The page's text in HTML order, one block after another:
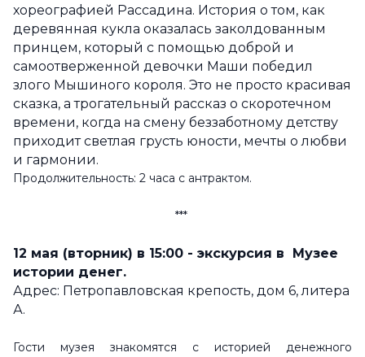
хореографией Рассадина. История о том, как
деревянная кукла оказалась заколдованным
принцем, который с помощью доброй и
самоотверженной девочки Маши победил
злого Мышиного короля. Это не просто красивая
сказка, а трогательный рассказ о скоротечном
времени, когда на смену беззаботному детству
приходит светлая грусть юности, мечты о любви
и гармонии.
Продолжительность: 2 часа с антрактом.
***
12 мая (вторник) в 15:00 - экскурсия в
Музее
истории денег.
Адрес: Петропавловская крепость, дом 6, литера
А.
Гости музея знакомятся с историей денежного